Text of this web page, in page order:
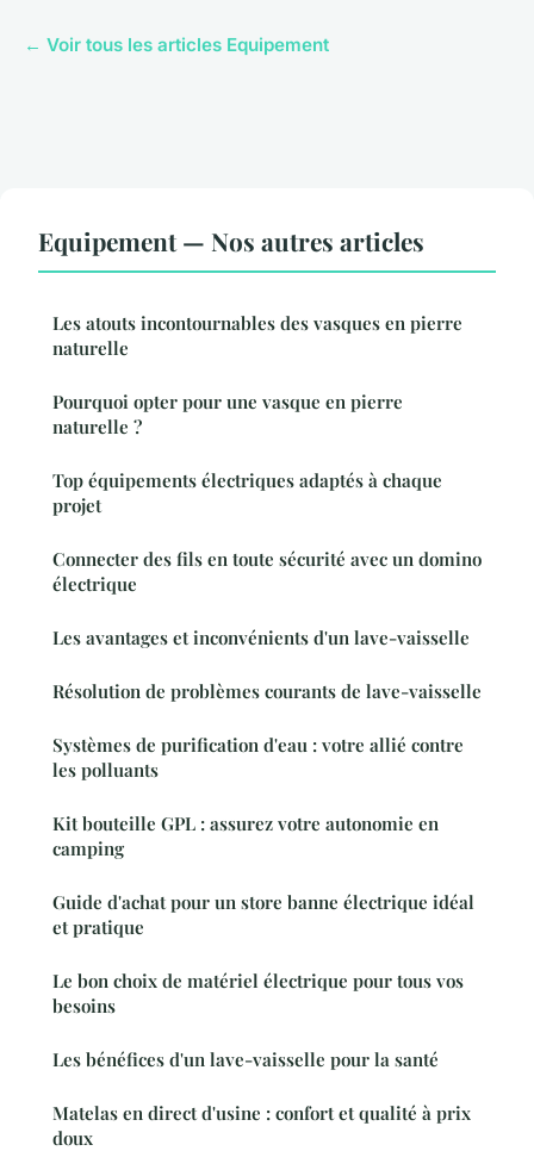
← Voir tous les articles Equipement
Equipement — Nos autres articles
Les atouts incontournables des vasques en pierre
naturelle
Pourquoi opter pour une vasque en pierre
naturelle ?
Top équipements électriques adaptés à chaque
projet
Connecter des fils en toute sécurité avec un domino
électrique
Les avantages et inconvénients d'un lave-vaisselle
Résolution de problèmes courants de lave-vaisselle
Systèmes de purification d'eau : votre allié contre
les polluants
Kit bouteille GPL : assurez votre autonomie en
camping
Guide d'achat pour un store banne électrique idéal
et pratique
Le bon choix de matériel électrique pour tous vos
besoins
Les bénéfices d'un lave-vaisselle pour la santé
Matelas en direct d'usine : confort et qualité à prix
doux